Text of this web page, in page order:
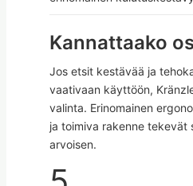
Kannattaako
Jos etsit kestävää ja
vaativaan käyttöön,
valinta. Erinomainen
ja toimiva rakenne tekevät
arvoisen.